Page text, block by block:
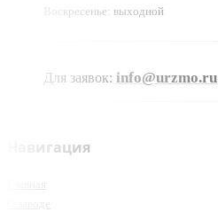
Воскресенье: выходной
Для заявок: info@urzmo.ru
Навигация
Главная
О заводе